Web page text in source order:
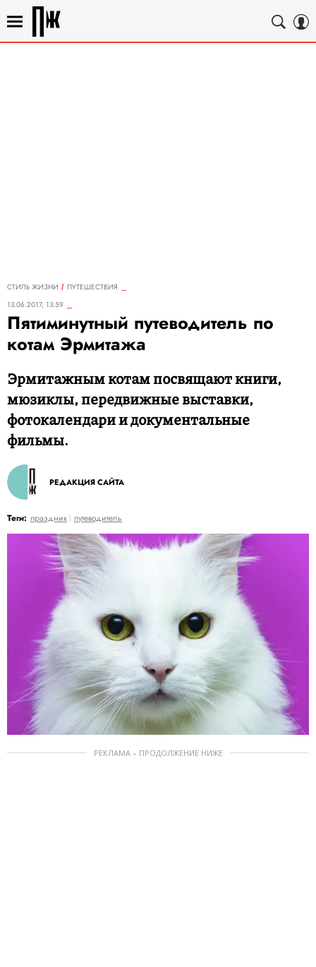
СТИЛЬ ЖИЗНИ
ПУТЕШЕСТВИЯ
13.06.2017, 13:59
Пятиминутный путеводитель по
котам Эрмитажа
Эрмитажным котам посвящают книги,
мюзиклы, передвижные выставки,
фотокалендари и документальные
фильмы.
РЕДАКЦИЯ САЙТА
Теги: праздник путеводитель
РЕКЛАМА – ПРОДОЛЖЕНИЕ НИЖЕ